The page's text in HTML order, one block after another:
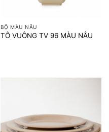
BỘ MÀU NÂU
TÔ VUÔNG TV 96 MÀU NÂU